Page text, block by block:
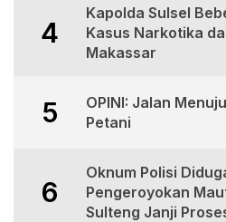
4
Kapolda Sulsel
Kasus Narkotika
Makassar
5
OPINI: Jalan
Petani
6
Oknum Polisi
Pengeroyokan
Sulteng Janji